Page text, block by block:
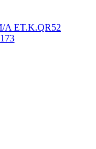
A ET.K.QR52